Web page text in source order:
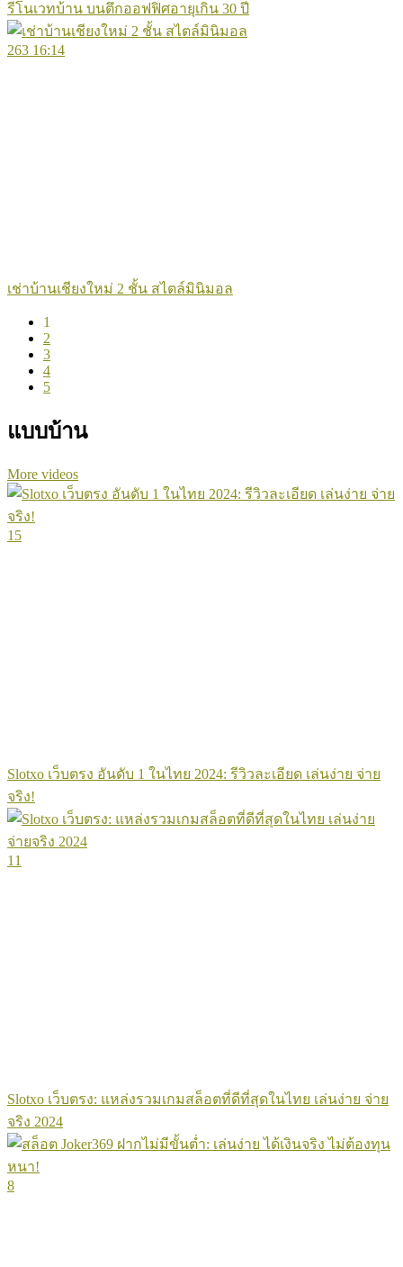
รีโนเวทบ้าน บนตึกออฟฟิศอายุเกิน 30 ปี
263 16:14
เช่าบ้านเชียงใหม่ 2 ชั้น สไตล์มินิมอล
1
2
3
4
5
แบบบ้าน
More videos
15
Slotxo เว็บตรง อันดับ 1 ในไทย 2024: รีวิวละเอียด เล่นง่าย จ่าย
จริง!
11
Slotxo เว็บตรง: แหล่งรวมเกมสล็อตที่ดีที่สุดในไทย เล่นง่าย จ่าย
จริง 2024
8